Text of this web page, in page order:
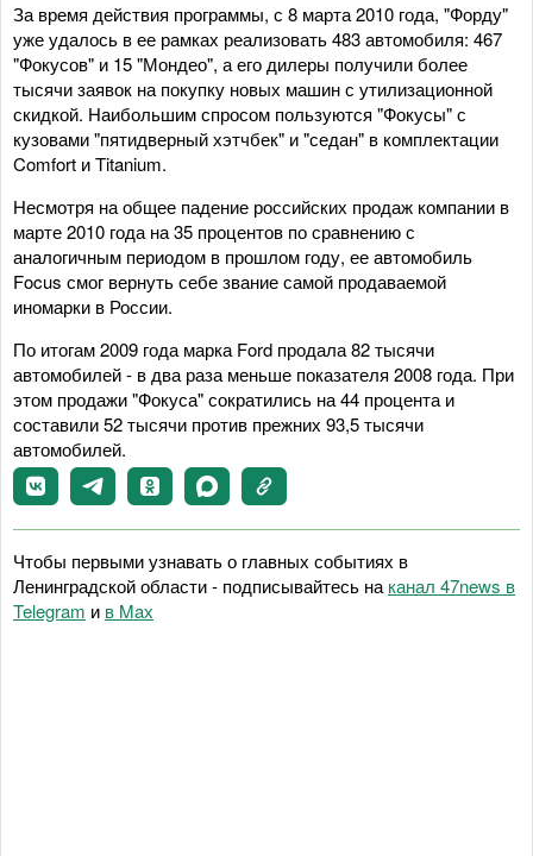
За время действия программы, с 8 марта 2010 года, "Форду"
уже удалось в ее рамках реализовать 483 автомобиля: 467
"Фокусов" и 15 "Мондео", а его дилеры получили более
тысячи заявок на покупку новых машин с утилизационной
скидкой. Наибольшим спросом пользуются "Фокусы" с
кузовами "пятидверный хэтчбек" и "седан" в комплектации
Comfort и Titanium.
Несмотря на общее падение российских продаж компании в
марте 2010 года на 35 процентов по сравнению с
аналогичным периодом в прошлом году, ее автомобиль
Focus смог вернуть себе звание самой продаваемой
иномарки в России.
По итогам 2009 года марка Ford продала 82 тысячи
автомобилей - в два раза меньше показателя 2008 года. При
этом продажи "Фокуса" сократились на 44 процента и
составили 52 тысячи против прежних 93,5 тысячи
автомобилей.
Чтобы первыми узнавать о главных событиях в
Ленинградской области - подписывайтесь на канал 47news в
Telegram и в Maх